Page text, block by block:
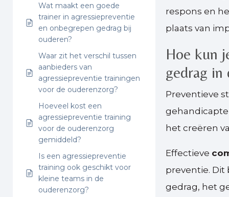
Wat maakt een goede
trainer in agressiepreventie
en onbegrepen gedrag bij
ouderen?
Waar zit het verschil tussen
aanbieders van
agressiepreventie trainingen
voor de ouderenzorg?
Hoeveel kost een
agressiepreventie training
voor de ouderenzorg
gemiddeld?
Is een agressiepreventie
training ook geschikt voor
kleine teams in de
ouderenzorg?
respons en
plaats van
Hoe kun
gedrag in
Preventieve
het creëren
Effectieve
preventie.
gedrag, het